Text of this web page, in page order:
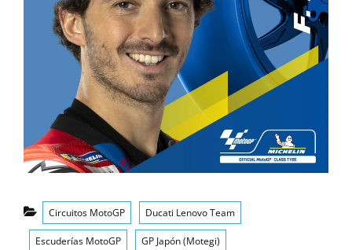
Categorías
Circuitos MotoGP Ducati Lenovo Team
Escuderías MotoGP GP Japón (Motegi)